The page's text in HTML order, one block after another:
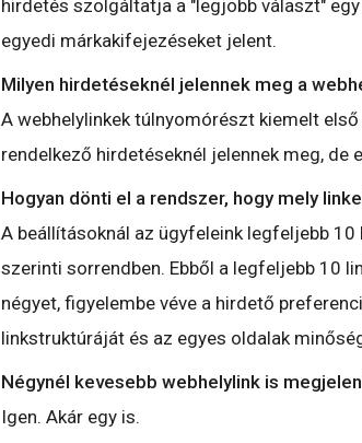
hirdetés szolgáltatja a "legjobb választ"
egyedi márkakifejezéseket jelent.
Milyen hirdetéseknél jelennek meg a
A webhelylinkek túlnyomórészt kiemelt
rendelkező hirdetéseknél jelennek meg, de
Hogyan dönti el a rendszer, hogy mely
A beállításoknál az ügyfeleink legfeljebb
szerinti sorrendben. Ebből a legfeljebb 10
négyet, figyelembe véve a hirdető
linkstruktúráját és az egyes oldalak
Négynél kevesebb webhelylink is
Igen. Akár egy is.